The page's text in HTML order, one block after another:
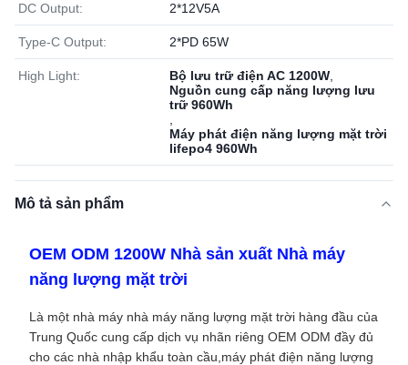
DC Output: 2*12V5A
Type-C Output: 2*PD 65W
High Light: Bộ lưu trữ điện AC 1200W
Nguồn cung cấp năng lượng lưu
trữ 960Wh
Máy phát điện năng lượng mặt trời
lifepo4 960Wh
Mô tả sản phẩm
OEM ODM 1200W Nhà sản xuất Nhà máy
năng lượng mặt trời
Là một nhà máy nhà máy năng lượng mặt trời hàng đầu của
Trung Quốc cung cấp dịch vụ nhãn riêng OEM ODM đầy đủ
cho các nhà nhập khẩu toàn cầu,máy phát điện năng lượng